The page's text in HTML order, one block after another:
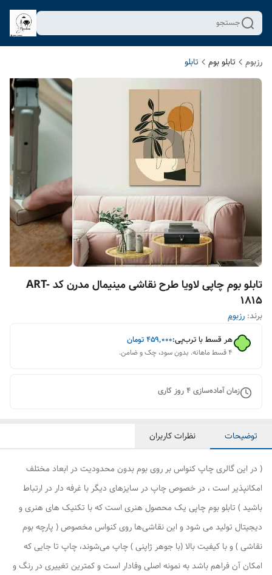
جستجو
رزبوم تابلو بوم تابلو
تابلو بوم چاپی لاویا طرح نقاشی مینیمال مدرن کد ART-
1815
برند: رزبوم
هر قسط با ترب‌پی:۴۵۹٬۰۰۰تومان
۴ قسط ماهانه. بدون سود، چک و ضامن.
زمان آماده‌سازی4روز کاری
توضیحات نظرات کاربران
( در این گالری چاپ کنواس بر روی بوم بدون محدودیت در ابعاد مختلف
امکانپذیر است ، در خصوص چاپ در سایزهای دیگر با غرفه دار در ارتباط
باشید ) تابلو بوم چاپی یک محصول هنری است که با تکنیک های هنری و
دیجیتال تولید می شود و این نقاشی‌ها روی کنواس مخصوص ( پارچه بوم
نقاشی ) و با کیفیت بالا (با جوهر ژاپنی ) چاپ می‌شوند، چاپ تا جایی که
امکان آن فراهم باشد به نمونه اصلی وفادار است و کمترین تغییری در رنگ و